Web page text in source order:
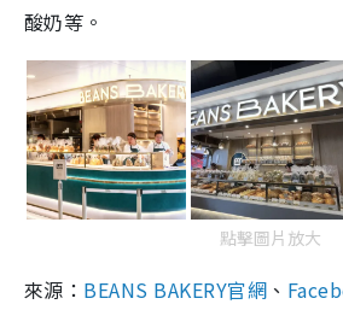
酸奶等 。
點擊圖片放大
來源： BEANS BAKERY官網 、